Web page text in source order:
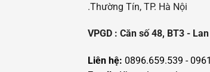
.Thường Tín, TP. Hà Nội
VPGD : Căn số 48, BT3 -
Liên hệ: 0896.659.539 -